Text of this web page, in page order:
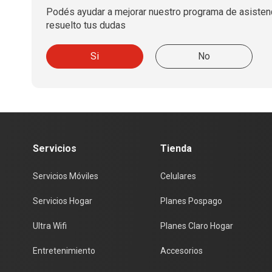
Podés ayudar a mejorar nuestro programa de
resuelto tus dudas
Si No
Servicios
Servicios Móviles
Servicios Hogar
Ultra Wifi
Entretenimiento
Tienda
Celulares
Planes Pospago
Planes Claro Hogar
Accesorios